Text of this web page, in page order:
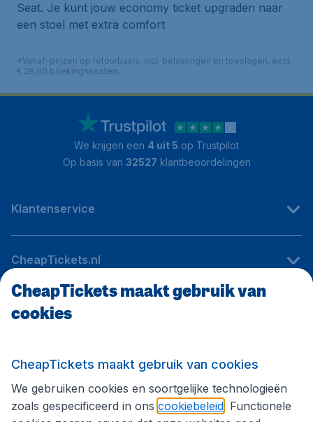
Seat. Je kunt jouw economy ticket upgraden naar
een stoel met extra comfort
*Vanaf-prijzen op retourbasis, incl. belastingen en toeslagen, excl.
€ 29,90 boekingskosten.
We krijgen een 4 uit 5 op Trustpilot
Op basis van 32527 klantbeoordelingen
Klantenservice
CheapTickets.nl
Internationale sites
Volg CheapTickets.nl
CheapTickets maakt gebruik van
cookies
CheapTickets maakt gebruik van cookies
We gebruiken cookies en soortgelijke technologieën
zoals gespecificeerd in ons cookiebeleid . Functionele